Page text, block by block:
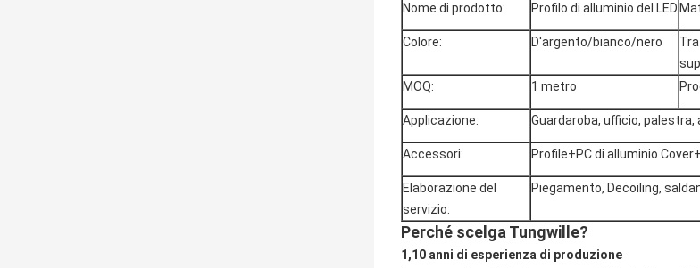
Nome di prodotto: Profilo di alluminio del LED
Colore: D'argento/bianco/nero
MOQ: 1 metro
Applicazione: Guardaroba, ufficio,
Accessori: Profile+PC di alluminio
Elaborazione del
servizio:
Piegamento, Decoiling,
Perché scelga Tungwille?
1,10 anni di esperienza di produzione